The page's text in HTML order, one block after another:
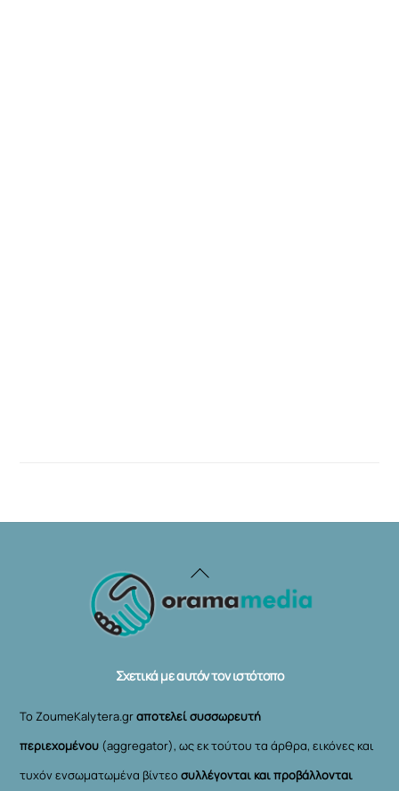
Back
To
Σχετικά με αυτόν τον ιστότοπο
Το ZoumeKalytera.grαποτελεί συσσωρευτή
περιεχομένου (aggregator), ως εκ τούτου τα άρθρα, εικόνες και
τυχόν ενσωματωμένα βίντεοσυλλέγονται και προβάλλονται